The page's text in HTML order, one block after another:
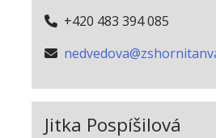
+420 483 394 085
Jitka Pospíšilová